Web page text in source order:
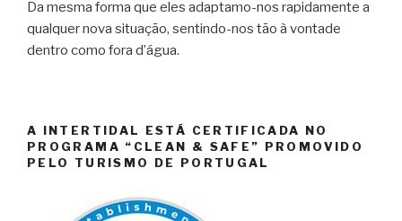
Da mesma forma que eles adaptamo-nos rapidamente a
qualquer nova situação, sentindo-nos tão à vontade
dentro como fora d’água.
A INTERTIDAL ESTÁ CERTIFICADA NO
PROGRAMA “CLEAN & SAFE” PROMOVIDO
PELO TURISMO DE PORTUGAL